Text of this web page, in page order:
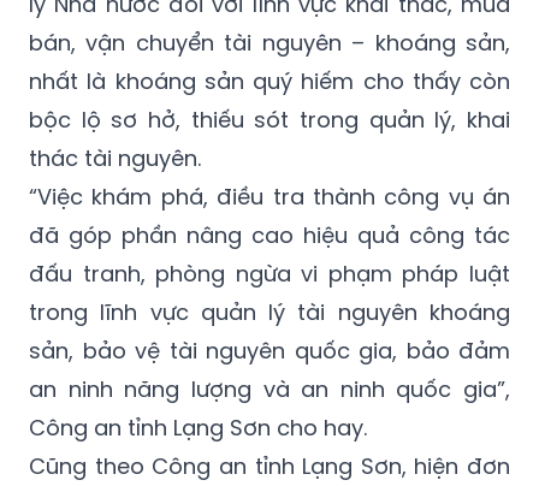
bán, vận chuyển tài nguyên – khoáng sản,
nhất là khoáng sản quý hiếm cho thấy còn
bộc lộ sơ hở, thiếu sót trong quản lý, khai
thác tài nguyên.
“Việc khám phá, điều tra thành công vụ án
đã góp phần nâng cao hiệu quả công tác
đấu tranh, phòng ngừa vi phạm pháp luật
trong lĩnh vực quản lý tài nguyên khoáng
sản, bảo vệ tài nguyên quốc gia, bảo đảm
an ninh năng lượng và an ninh quốc gia”,
Công an tỉnh Lạng Sơn cho hay.
Cũng theo Công an tỉnh Lạng Sơn, hiện đơn